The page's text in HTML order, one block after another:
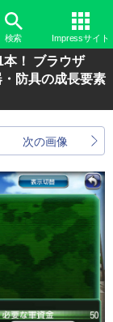
検索 Impressサイト
本！ ブラウザ
・防具の成長要素
次の画像